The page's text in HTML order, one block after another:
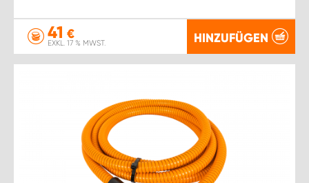
41 €
EXKL. 17 % MWST. HINZUFÜGEN